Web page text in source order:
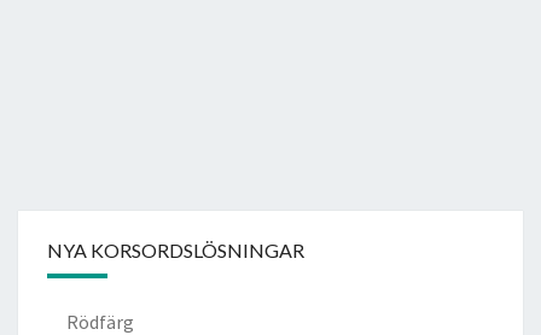
NYA KORSORDSLÖSNINGAR
Rödfärg